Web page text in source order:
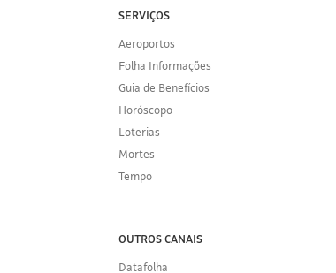
SERVIÇOS
Aeroportos
Folha Informações
Guia de Benefícios
Horóscopo
Loterias
Mortes
Tempo
OUTROS CANAIS
Datafolha